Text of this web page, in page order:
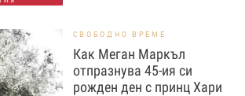
СВОБОДНО ВРЕМЕ
Как Меган Маркъл
отпразнува 45-ия си
рожден ден с принц Хари